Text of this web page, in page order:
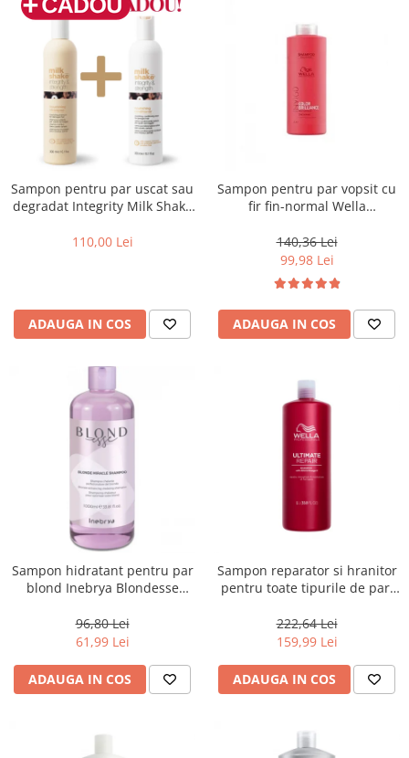
Sampon pentru par uscat sau
degradat Integrity Milk Shake
Nourishing Shampoo, 300 ml
110,00 Lei
ADAUGA IN COS
Sampon pentru par vopsit cu
fir fin-normal Wella
1000 ml
140,36 Lei
99,98 Lei
ADAUGA IN COS
Sampon hidratant pentru par
blond Inebrya Blondesse
96,80 Lei
61,99 Lei
ADAUGA IN COS
Sampon reparator si hranitor
pentru toate tipurile de par,
Ultimate Repair, 1000 ml
222,64 Lei
159,99 Lei
ADAUGA IN COS